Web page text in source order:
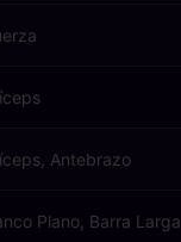
Antebrazo
Plano, Barra Larga